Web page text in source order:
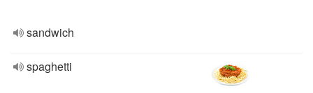
sandwich
spaghetti